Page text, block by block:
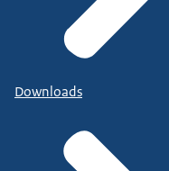
Downloads